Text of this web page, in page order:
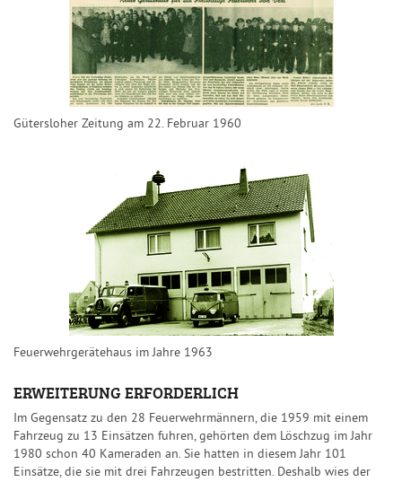
Gütersloher Zeitung am 22. Februar 1960
Feuerwehrgerätehaus im Jahre 1963
ERWEITERUNG ERFORDERLICH
Im Gegensatz zu den 28 Feuerwehrmännern, die 1959 mit einem
Fahrzeug zu 13 Einsätzen fuhren, gehörten dem Löschzug im Jahr
1980 schon 40 Kameraden an. Sie hatten in diesem Jahr 101
Einsätze, die sie mit drei Fahrzeugen bestritten. Deshalb wies der